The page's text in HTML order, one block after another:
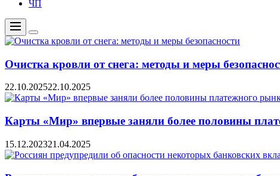
ЧП
Меню
Цвет
переключателя
Очистка кровли от снега: методы и меры
22.10.202522.10.2025
Карты «Мир» впервые заняли более половины
15.12.202321.04.2025